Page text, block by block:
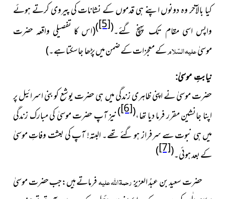
کیا بالآخر وہ دونوں اپنے ہی قدموں کے نشانات کی پیروی کرتے ہوئے
واپس اسی مقام تک پہنچ گئے۔(
[5]
)(اس کا تفصیلی واقعہ حضرت
موسیٰعلیہ السّلامکےمعجزات کے ضمن میں پڑھا جاسکتا ہے۔)
نیابتِ موسیٰ:
حضرت موسیٰ نے اپنی ظاہری زندگی میں ہی حضرتیوشع کو بنی اسرائیل پر
اپنا جانشین مقرر فرما دیا تھا،(
[6]
)نیز آپ حضرت موسیٰ کی مبارک زندگی
میں ہی نبوت سے سرفراز ہو گئے تھے۔ البتہ! آپ کی بعثت وفاتِ موسیٰ
کے بعد ہوئی۔(
[7]
)
حضرت سعید بن عبدُ العزیزرحمۃ اللہ علیہفرماتے ہیں:جبحضرت موسیٰ